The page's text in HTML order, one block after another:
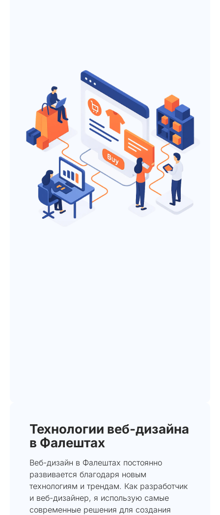
Технологии веб-дизайна
в Фалештах
Веб-дизайн в Фалештах постоянно
развивается благодаря новым
технологиям и трендам. Как разработчик
и веб-дизайнер, я использую самые
современные решения для создания